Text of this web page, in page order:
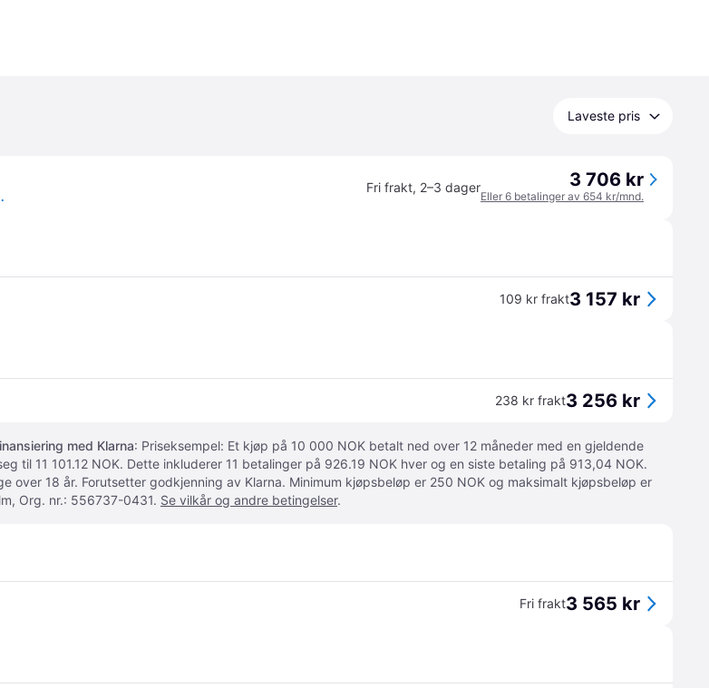
Laveste pris
med felgkant ) Fri frakt, 2–3 dager 3 706 kr
Eller 6 betalinger av 654 kr/mnd.
109 kr frakt3 157 kr
238 kr frakt3 256 kr
med Klarna: Priseksempel: Et kjøp på 10 000 NOK betalt ned over 12 måneder med en gjeldende
til 11 101.12 NOK. Dette inkluderer 11 betalinger på 926.19 NOK hver og en siste betaling på 913,04 NOK.
18 år. Forutsetter godkjenning av Klarna. Minimum kjøpsbeløp er 250 NOK og maksimalt kjøpsbeløp er
Org. nr.: 556737-0431. Se vilkår og andre betingelser.
Fri frakt3 565 kr